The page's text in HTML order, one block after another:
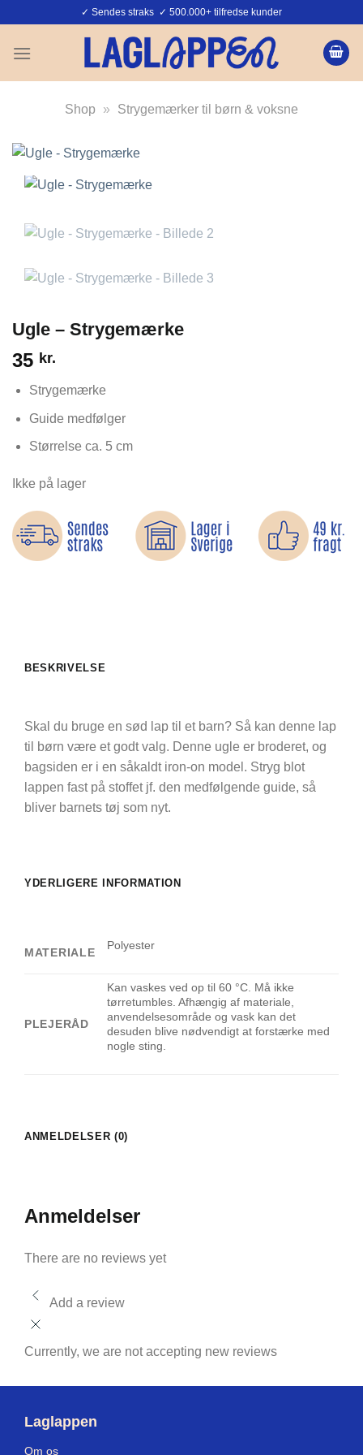
indhold
✓ Sendes straks ✓ 500.000+ tilfredse kunder
Shop » Strygemærker til børn & voksne
Ugle – Strygemærke
35 kr.
Strygemærke
Guide medfølger
Størrelse ca. 5 cm
Ikke på lager
BESKRIVELSE
Skal du bruge en sød lap til et barn? Så kan denne lap
til børn være et godt valg. Denne ugle er broderet, og
bagsiden er i en såkaldt iron-on model. Stryg blot
lappen fast på stoffet jf. den medfølgende guide, så
bliver barnets tøj som nyt.
YDERLIGERE INFORMATION
MATERIALE
Polyester
PLEJERÅD
Kan vaskes ved op til 60 °C. Må ikke
tørretumbles. Afhængig af materiale,
anvendelsesområde og vask kan det
desuden blive nødvendigt at forstærke med
nogle sting.
ANMELDELSER (0)
Anmeldelser
There are no reviews yet
Add a review
Currently, we are not accepting new reviews
Laglappen
Om os